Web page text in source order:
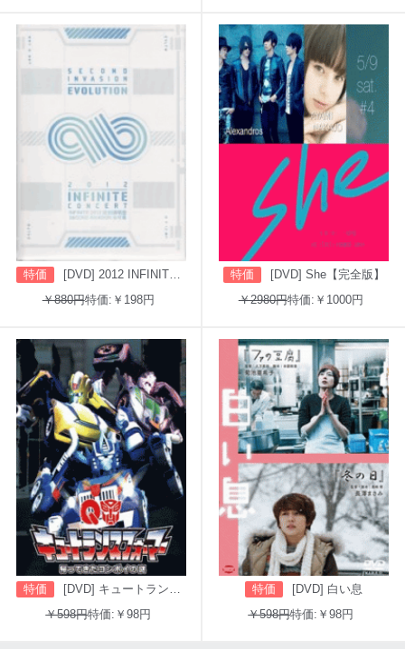
特価
[DVD] 2012 INFINITE CONCERT SECOND INVASION: EVOLUTION
￥880円特価:￥198円
特価
[DVD] She【完全版】
￥2980円特価:￥1000円
特価
[DVD] キュートランスフォーマー 帰ってきたコンボイの謎
￥598円特価:￥98円
特価
[DVD] 白い息
￥598円特価:￥98円